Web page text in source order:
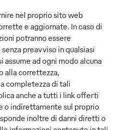
nel proprio sito web
e aggiornate. In caso di
potranno essere
preavviso in qualsiasi
assume ad ogni modo alcuna
alla correttezza,
completezza di tali
anche a tutti i link offerti
o indirettamente sul proprio
inoltre di danni diretti o